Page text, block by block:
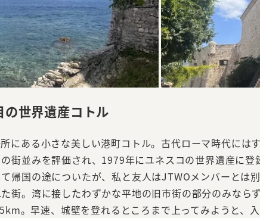
世界遺産コトル
にある小さな美しい港町コトル。古代ローマ時代には
街並みを評価され、1979年にユネスコの世界遺産に
帰国の途についたが、私と友人はJTWOメンバーとは
街。湾に接したわずかな平地の旧市街の部分のみなら
。早速、城壁を登れるところまで上ってみようと、